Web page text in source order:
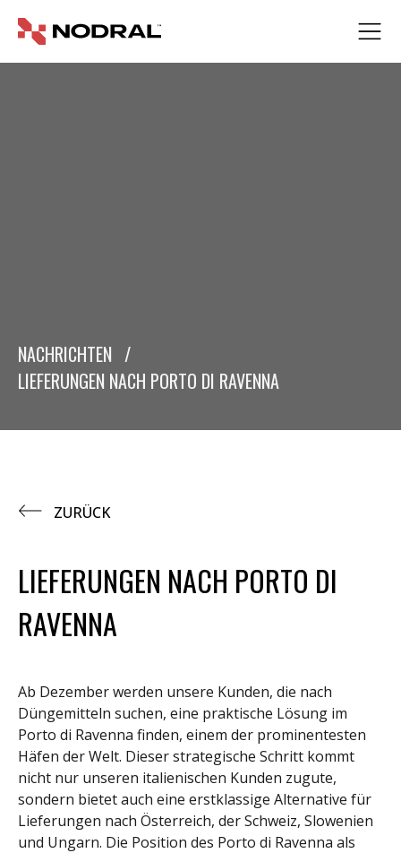
NACHRICHTEN /
LIEFERUNGEN NACH PORTO DI RAVENNA
ZURÜCK
LIEFERUNGEN NACH PORTO DI
RAVENNA
Ab Dezember werden unsere Kunden, die nach
Düngemitteln suchen, eine praktische Lösung im
Porto di Ravenna finden, einem der prominentesten
Häfen der Welt. Dieser strategische Schritt kommt
nicht nur unseren italienischen Kunden zugute,
sondern bietet auch eine erstklassige Alternative für
Lieferungen nach Österreich, der Schweiz, Slowenien
und Ungarn. Die Position des Porto di Ravenna als